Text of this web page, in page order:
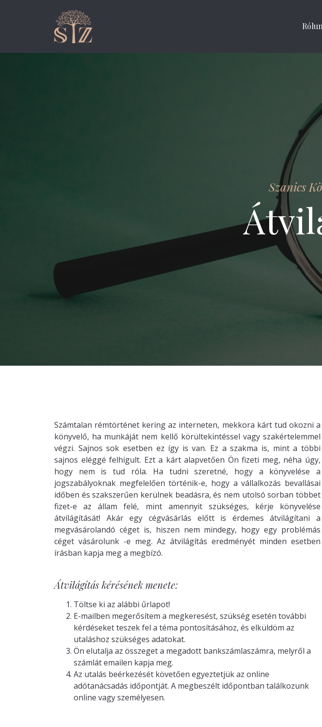
Szanics
Számtalan rémtörténet kering az interneten, mekkora kárt tud okozni a
könyvelő, ha munkáját nem kellő körültekintéssel vagy szakértelemmel
végzi. Sajnos sok esetben ez így is van. Ez a szakma is, mint a többi
sajnos eléggé felhígult. Ezt a kárt alapvetően Ön fizeti meg, néha úgy,
hogy nem is tud róla. Ha tudni szeretné, hogy a könyvelése a
jogszabályoknak megfelelően történik-e, hogy a vállalkozás bevallásai
időben és szakszerűen kerülnek beadásra, és nem utolsó sorban többet
fizet-e az állam felé, mint amennyit szükséges, kérje könyvelése
átvilágítását! Akár egy cégvásárlás előtt is érdemes átvilágítani a
megvásárolandó céget is, hiszen nem mindegy, hogy egy problémás
céget vásárolunk -e meg. Az átvilágítás eredményét minden esetben
írásban kapja meg a megbízó.
Átvilágítás kérésének menete:
Töltse ki az alábbi űrlapot!
E-mailben megerősítem a megkeresést, szükség esetén további
kérdéseket teszek fel a téma pontosításához, és elküldöm az
utaláshoz szükséges adatokat.
Ön elutalja az összeget a megadott bankszámlaszámra, melyről a
számlát emailen kapja meg.
Az utalás beérkezését követően egyeztetjük az online
adótanácsadás időpontját. A megbeszélt időpontban találkozunk
online vagy személyesen.